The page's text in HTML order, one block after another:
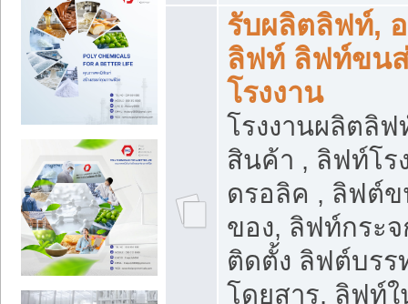
รับผลิตลิฟท์,
ลิฟท์ ลิฟท์ขน
โรงงาน
โรงงานผลิตลิ
สินค้า , ลิฟท์โร
ดรอลิค , ลิฟต์
ของ, ลิฟท์กระ
ติดตั้ง ลิฟต์บร
โดยสาร, ลิฟท์